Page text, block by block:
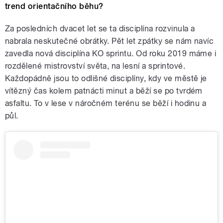
trend orientačního běhu?
Za posledních dvacet let se ta disciplína rozvinula a
nabrala neskutečné obrátky. Pět let zpátky se nám navíc
zavedla nová disciplína KO sprintu. Od roku 2019 máme i
rozdělené mistrovství světa, na lesní a sprintové.
Každopádně jsou to odlišné disciplíny, kdy ve městě je
vítězný čas kolem patnácti minut a běží se po tvrdém
asfaltu. To v lese v náročném terénu se běží i hodinu a
půl.